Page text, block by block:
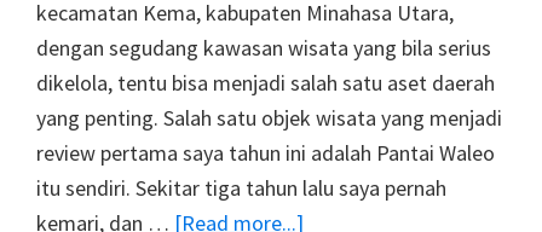
kecamatan Kema, kabupaten Minahasa Utara,
dengan segudang kawasan wisata yang bila serius
dikelola, tentu bisa menjadi salah satu aset daerah
yang penting. Salah satu objek wisata yang menjadi
review pertama saya tahun ini adalah Pantai Waleo
itu sendiri. Sekitar tiga tahun lalu saya pernah
kemari, dan … [Read more...]